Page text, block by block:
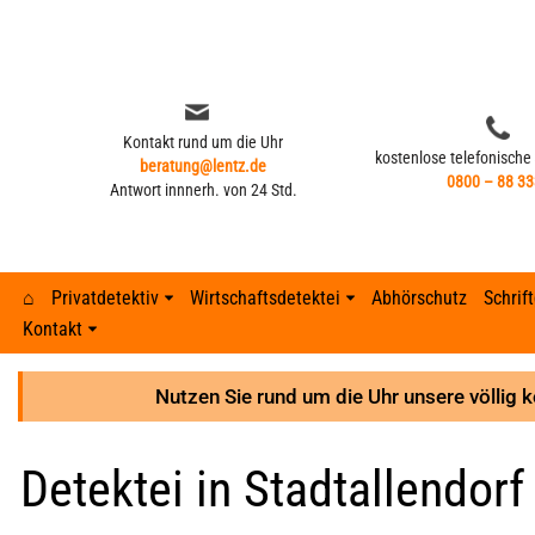
Kontakt rund um die Uhr
beratung@lentz.de
Antwort innnerh. von 24 Std.
kostenlose
0800 – 88
beratung@lentz.de
Antwort innnerh. von 24 Std.
0800 – 88
⌂ Privatdetektiv
Typisches Verhalten nach Fremdgehen –
8 Anzeichen
Gerichtsurteile
GPS-Überwachung und Ortung
Detektei
Wirtschaftsdetektei
GPS-Überwachung und Ortung
GPS-Tracker finden
Abhörschutz
Kontakt
Nutzen Sie rund um die Uhr unsere
Detektei in